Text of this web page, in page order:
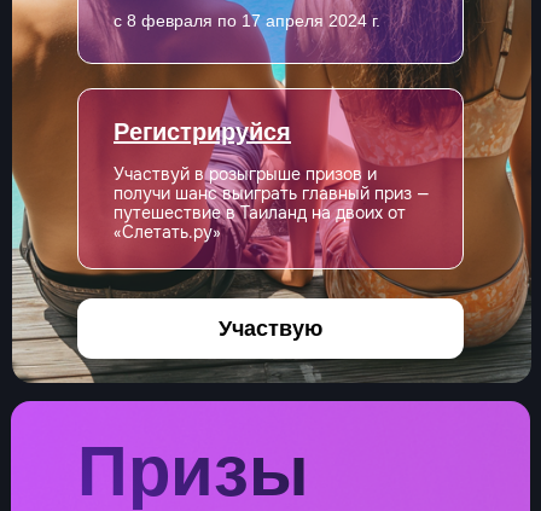
Участвую
Регистрируйся
с 8 февраля по 17 апреля 2024 г.
Участвуй в розыгрыше призов и
получи шанс выиграть главный приз —
путешествие в Таиланд на двоих от
«Слетать.ру»
Призы